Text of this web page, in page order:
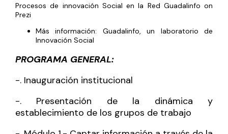
Procesos de innovación Social en la Red Guadalinfo on
Prezi
Más información: Guadalinfo, un laboratorio de
Innovación Social
PROGRAMA GENERAL:
-. Inauguración institucional
-. Presentación de la dinámica y
establecimiento de los grupos de trabajo